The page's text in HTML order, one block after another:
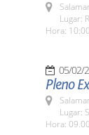
Lugar:
Hora:
05/02/
Pleno
Lugar:
Hora: